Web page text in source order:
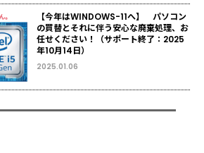
【今年はWINDOWS-11へ】 パソコン
の買替とそれに伴う安心な廃棄処理、お
任せください！（サポート終了：2025
年10月14日）
2025.01.06